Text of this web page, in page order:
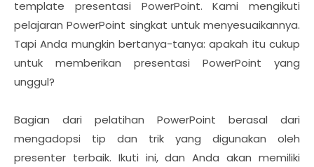
template presentasi PowerPoint. Kami mengikuti
pelajaran PowerPoint singkat untuk menyesuaikannya.
Tapi Anda mungkin bertanya-tanya: apakah itu cukup
untuk memberikan presentasi PowerPoint yang
unggul?
Bagian dari pelatihan PowerPoint berasal dari
mengadopsi tip dan trik yang digunakan oleh
presenter terbaik. Ikuti ini, dan Anda akan memiliki